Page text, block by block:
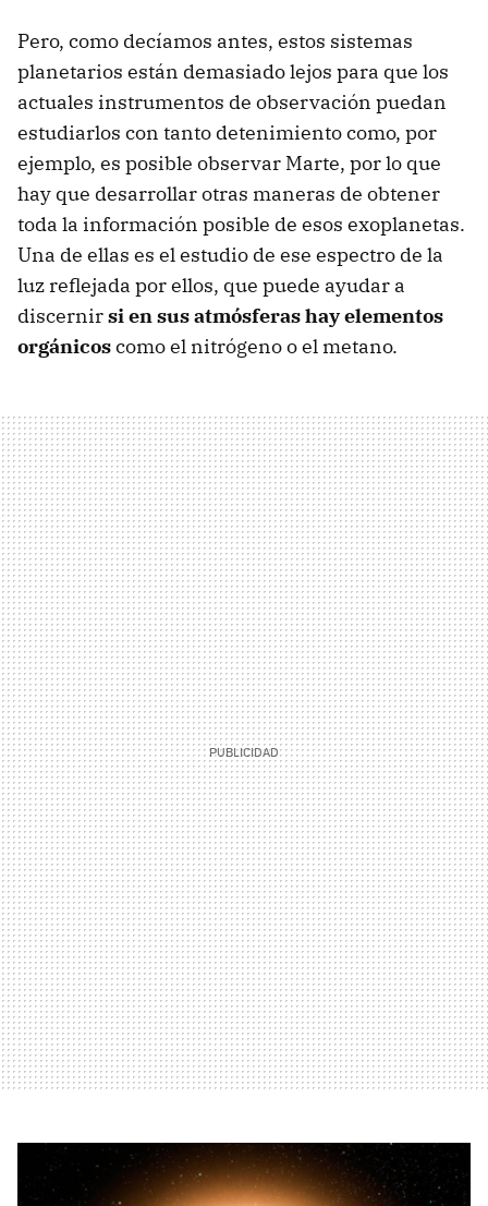
Pero, como decíamos antes, estos sistemas
planetarios están demasiado lejos para que los
actuales instrumentos de observación puedan
estudiarlos con tanto detenimiento como, por
ejemplo, es posible observar Marte, por lo que
hay que desarrollar otras maneras de obtener
toda la información posible de esos exoplanetas.
Una de ellas es el estudio de ese espectro de la
luz reflejada por ellos, que puede ayudar a
discernirsi en sus atmósferas hay elementos
orgánicoscomo el nitrógeno o el metano.